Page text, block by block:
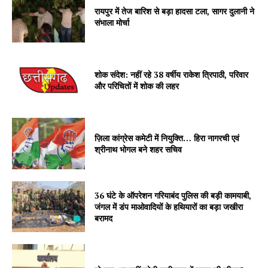
रायपुर में तेज बारिश से बड़ा हादसा टला, सागर दुलानी ने
संभाला मोर्चा
शोक संदेश: नहीं रहे 38 वर्षीय राकेश त्रिपाठी, परिवार
और परिचितों में शोक की लहर
ज़िला कांग्रेस कमेटी में नियुक्ति… हिरा नागरची एवं
श्रीनाथ भोगल बने शहर सचिव
36 घंटे के ऑपरेशन गरियाबंद पुलिस की बड़ी कामयाबी,
जंगल में डंप माओवादियों के हथियारों का बड़ा जखीरा
बरामद